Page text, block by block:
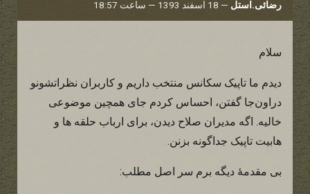
رضائی.استل — 18 اسفند 1393 — ساعت 18:57
سلام
دیدم ما تاپیک سکانس منتخب داریم و کاربران نظراتشونو
دراون‌جا گفتن، احساس کردم جای همچین موضوعی
خالیه. اگه مدیران صلاح دیدن، برای ارباب حلقه ها و
هابیت تاپیک جداگونه بزنن.
بی مقدمۀ دیگه برم سر اصل مطلب: